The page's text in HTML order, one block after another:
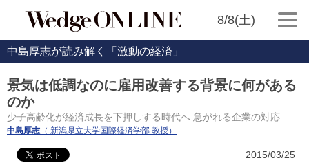
8/8(土)
中島厚志が読み解く「激動の経済」
景気は低調なのに雇用改善する背景に何がある
のか
少子高齢化が経済成長を下押しする時代へ 急がれる企業の対応
中島厚志（ 新潟県立大学国際経済学部 教授）
2015/03/25